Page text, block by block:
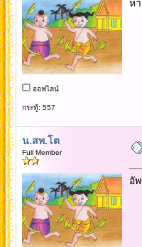
ออฟไลน์
กระทู้: 557
ห
น.สพ.โต
Full Member
อั